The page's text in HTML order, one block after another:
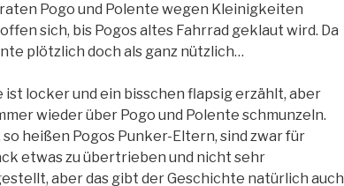
Pogo und Polente wegen Kleinigkeiten
sich, bis Pogos altes Fahrrad geklaut wird. Da
plötzlich doch als ganz nützlich…
ist locker und ein bisschen flapsig erzählt, aber
wieder über Pogo und Polente schmunzeln.
heißen Pogos Punker-Eltern, sind zwar für
etwas zu übertrieben und nicht sehr
aber das gibt der Geschichte natürlich auch